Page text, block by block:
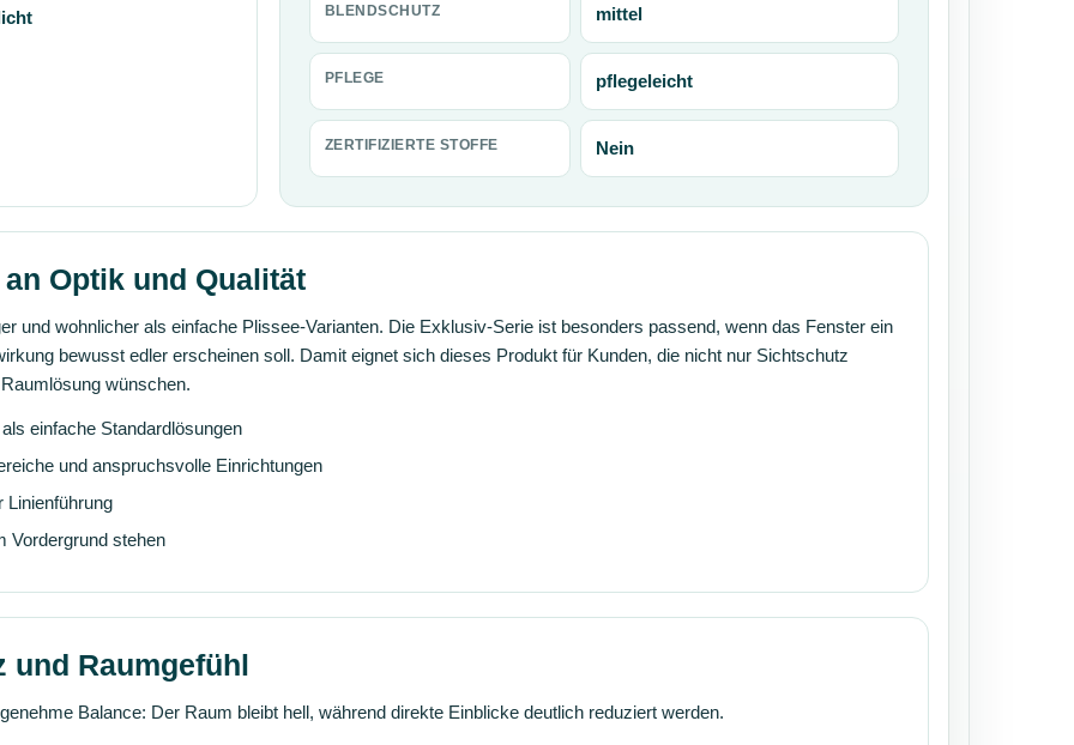
BLENDSCHUTZ mittel
PFLEGE pflegeleicht
ZERTIFIZIERTE STOFFE Nein
Optik und Qualität
und wohnlicher als einfache Plissee-Varianten. Die Exklusiv-Serie ist besonders passend, wenn das Fenster ein
bewusst edler erscheinen soll. Damit eignet sich dieses Produkt für Kunden, die nicht nur Sichtschutz
wünschen.
einfache Standardlösungen
und anspruchsvolle Einrichtungen
Linienführung
Vordergrund stehen
Raumgefühl
Balance: Der Raum bleibt hell, während direkte Einblicke deutlich reduziert werden.